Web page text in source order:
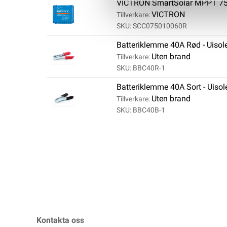
VICTRON SmartSolar MPPT
Tillverkare:VICTRON
SKU: SCC075010060R
Batteriklemme 40A Rød -
Tillverkare: Uten brand
SKU: BBC40R-1
Batteriklemme 40A Sort -
Tillverkare: Uten brand
SKU: BBC40B-1
Kontakta oss